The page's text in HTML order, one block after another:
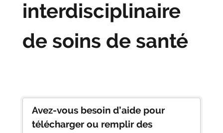
interdisciplinaire
de soins de santé
Avez-vous besoin d’aide pour
télécharger ou remplir des